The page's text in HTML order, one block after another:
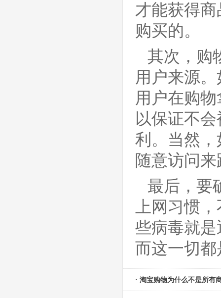
才能获得
购买的。
其次，购
用户来源
用户在购
以保证不
利。当然
随意访问
最后，要
上网习惯
些病毒就
而这一切
· 淘宝购物为什么不是所有